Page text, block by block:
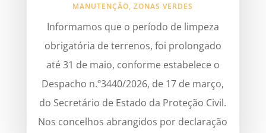
MANUTENÇÃO,ZONAS VERDES
Informamos que o período de limpeza
obrigatória de terrenos, foi prolongado
até 31 de maio, conforme estabelece o
Despacho n.º3440/2026, de 17 de março,
do Secretário de Estado da Proteção Civil.
Nos concelhos abrangidos por declaração